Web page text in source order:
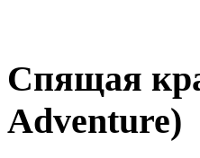
Спящая
Adventure)